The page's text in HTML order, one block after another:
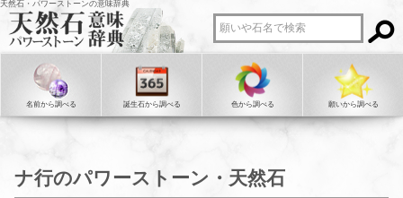
天然石・パワーストーンの意味辞典
名前から調べる 誕生石から調べる 色から調べる 願いから調べる
ナ行のパワーストーン・天然石